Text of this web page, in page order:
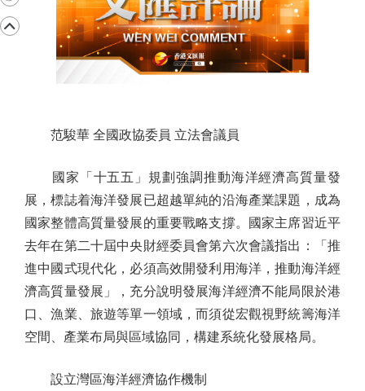
范駿華 全國政協委員 立法會議員
國家「十五五」規劃強調推動海洋經濟高質量發
展，標誌着海洋發展已超越單純的沿海產業課題，成為
國家整體高質量發展的重要戰略支撐。國家主席習近平
去年在第二十屆中央財經委員會第六次會議指出：「推
進中國式現代化，必須高效開發利用海洋，推動海洋經
濟高質量發展」，充分說明發展海洋經濟不能局限於港
口、漁業、旅遊等單一領域，而須從宏觀視野統籌海洋
空間、產業布局與區域協同，構建系統化發展格局。
設立灣區海洋經濟協作機制